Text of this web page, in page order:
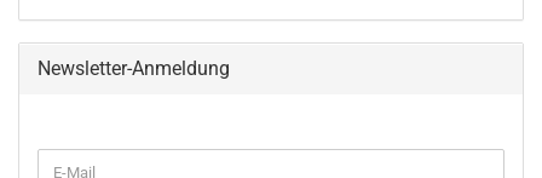
Newsletter-Anmeldung